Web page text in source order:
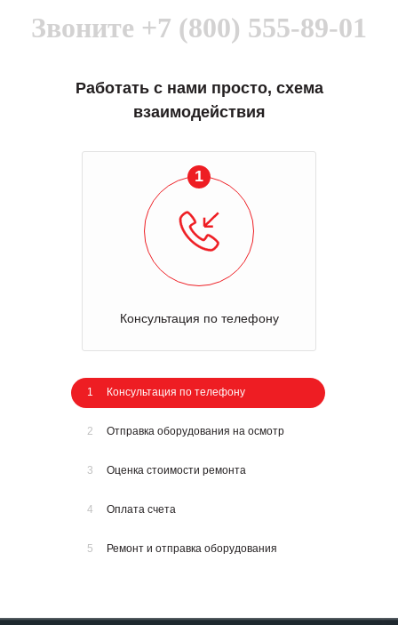
Звоните +7 (800) 555-89-01
Работать с нами просто, схема
взаимодействия
1
Консультация по телефону
1 Консультация по телефону
2 Отправка оборудования на осмотр
3 Оценка стоимости ремонта
4 Оплата счета
5 Ремонт и отправка оборудования